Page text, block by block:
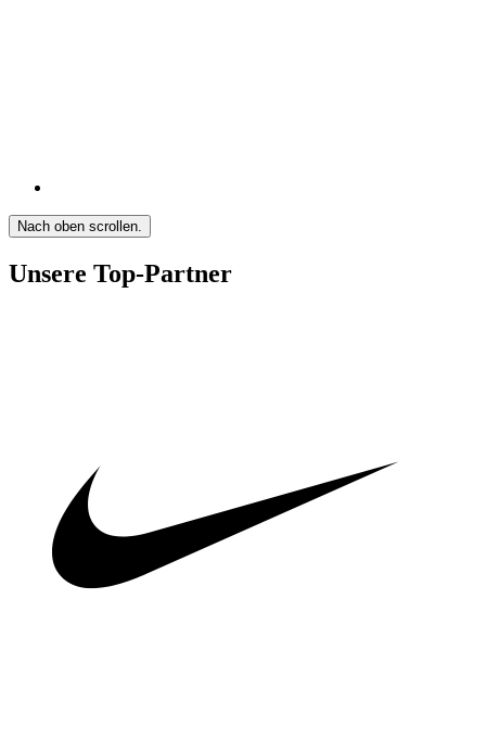
Nach oben scrollen.
Unsere Top-Partner